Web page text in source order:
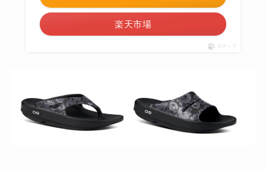
楽天市場
ポチップ